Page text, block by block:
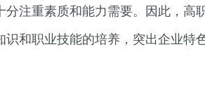
注重素质和能力需要。因此，高
和职业技能的培养，突出企业特